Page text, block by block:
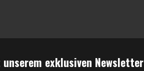
exklusiven Newsletter